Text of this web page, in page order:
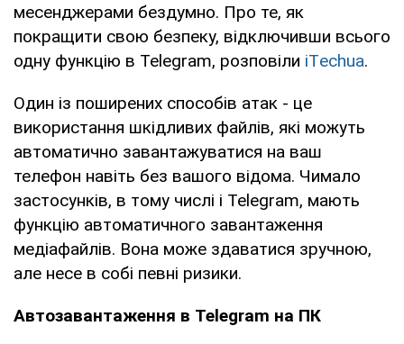
месенджерами бездумно. Про те, як
покращити свою безпеку, відключивши всього
одну функцію в Telegram, розповіли iТechua.
Один із поширених способів атак - це
використання шкідливих файлів, які можуть
автоматично завантажуватися на ваш
телефон навіть без вашого відома. Чимало
застосунків, в тому числі і Telegram, мають
функцію автоматичного завантаження
медіафайлів. Вона може здаватися зручною,
але несе в собі певні ризики.
Автозавантаження в Telegram на ПК